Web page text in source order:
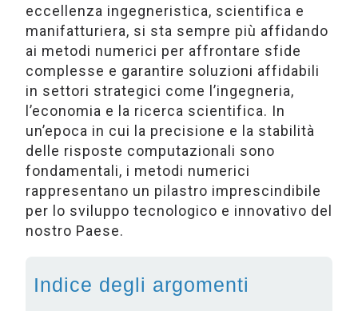
eccellenza ingegneristica, scientifica e
manifatturiera, si sta sempre più affidando
ai metodi numerici per affrontare sfide
complesse e garantire soluzioni affidabili
in settori strategici come l’ingegneria,
l’economia e la ricerca scientifica. In
un’epoca in cui la precisione e la stabilità
delle risposte computazionali sono
fondamentali, i metodi numerici
rappresentano un pilastro imprescindibile
per lo sviluppo tecnologico e innovativo del
nostro Paese.
Indice degli argomenti